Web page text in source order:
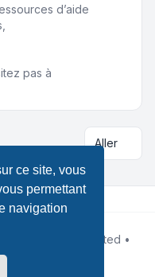
ce site, vous
permettant
navigation
d’aide
pas à
Aller
© phpBB Limited •